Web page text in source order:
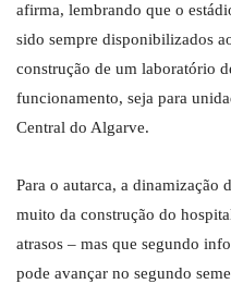
afirma, lembrando que o
sido sempre disponibilizados
construção de um laboratório
funcionamento, seja para
Central do Algarve.
Para o autarca, a dinamização
muito da construção do
atrasos – mas que segundo
pode avançar no segundo